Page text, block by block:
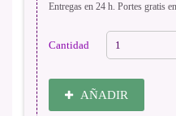
Entregas en 24 h. Portes gratis
Cantidad
AÑADIR